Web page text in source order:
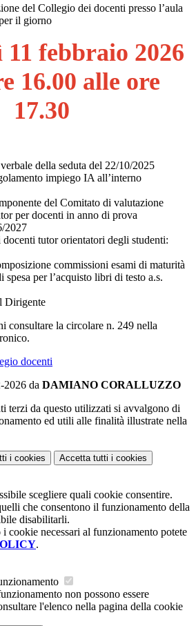
del Collegio dei docenti presso l’aula
il giorno
febbraio 2026
16.00 alle ore
17.30
della seduta del 22/10/2025
impiego IA all’interno
del Comitato di valutazione
per docenti in anno di prova
2027
tutor orientatori degli studenti:
commissioni esami di maturità
spesa per l’acquisto libri di testo a.s.
Dirigente
consultare la circolare n. 249 nella
docenti
da DAMIANO CORALLUZZO
terzi da questo utilizzati si avvalgono di
ed utili alle finalità illustrate nella
i cookies Accetta tutti i cookies
scegliere quali cookie consentire.
che consentono il funzionamento della
disabilitarli.
cookie necessari al funzionamento potete
.
non possono essere
l'elenco nella pagina della cookie